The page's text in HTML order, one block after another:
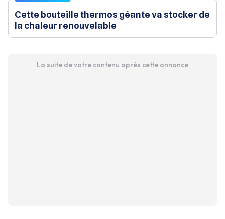
Cette bouteille thermos géante va stocker de
la chaleur renouvelable
La suite de votre contenu après cette annonce